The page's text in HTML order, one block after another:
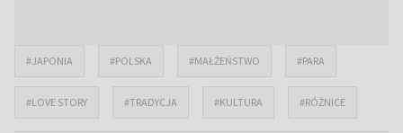
#JAPONIA #POLSKA #MAŁŻEŃSTWO #PARA
#LOVE STORY #TRADYCJA #KULTURA #RÓŻNICE